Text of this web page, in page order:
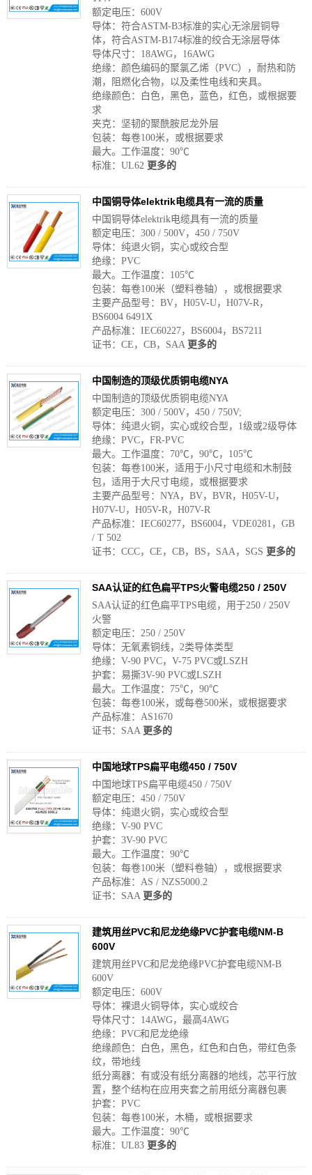
额定电压：600V
导体：符合ASTM-B3标准的实心无涂层铜导
体，符合ASTM-B174标准的绞合无涂层导体
导体尺寸：18AWG，16AWG
绝缘：颜色编码的聚氯乙烯（PVC），耐热和防
潮，阻燃化合物，以及柔性电线和夹具。
绝缘颜色：白色，黑色，蓝色，红色，或根据要
求
夹克：坚韧的聚酰胺尼龙外层
包装：每卷100米，或根据要求
最大。工作温度：90℃
标准：UL62 更多的
中国铜导体elektrik电缆具有一流的质量
中国铜导体elektrik电缆具有一流的质量
额定电压：300 / 500V，450 / 750V
导体：纯退火铜，实心或绞合型
绝缘：PVC
最大。工作温度：105℃
包装：每卷100米（塑料卷轴），或根据要求
主要产品型号：BV，H05V-U，H07V-R，
BS6004 6491X
产品标准：IEC60227，BS6004，BS7211
证书：CE，CB，SAA 更多的
中国制造的顶级优质铜电缆NYA
中国制造的顶级优质铜电缆NYA
额定电压：300 / 500V，450 / 750V;
导体：纯退火铜，实心或绞合型，1级或2级导体
绝缘：PVC，FR-PVC
最大。工作温度：70℃，90℃，105℃
包装：每卷100米，适用于小尺寸电缆和木制鼓
包，适用于大尺寸电缆，或根据要求
主要产品型号：NYA，BV，BVR，H05V-U，
H07V-U，H05V-R，H07V-R
产品标准：IEC60277，BS6004，VDE0281，GB
/ T 502
证书：CCC，CE，CB，BS，SAA，SGS 更多的
SAA认证的红色扁平TPS火警电缆250 / 250V
SAA认证的红色扁平TPS电缆，用于250 / 250V
火警
额定电压：250 / 250V
导体：无氧素铜线，2类导体类型
绝缘：V-90 PVC，V-75 PVC或LSZH
护套：易撕3V-90 PVC或LSZH
最大。工作温度：75℃，90℃
包装：每卷100米，或每卷500米，或根据要求
产品标准：AS1670
证书：SAA 更多的
中国地球TPS扁平电缆450 / 750V
中国地球TPS扁平电缆450 / 750V
额定电压：450 / 750V
导体：纯退火铜，实心或绞合型
绝缘：V-90 PVC
护套：3V-90 PVC
最大。工作温度：90℃
包装：每卷100米（塑料卷轴），或根据要求
产品标准：AS / NZS5000.2
证书：SAA 更多的
建筑用丝PVC和尼龙绝缘PVC护套电缆NM-B
600V
建筑用丝PVC和尼龙绝缘PVC护套电缆NM-B
600V
额定电压：600V
导体：裸退火铜导体，实心或绞合
导体尺寸：14AWG，最高4AWG
绝缘：PVC和尼龙绝缘
绝缘颜色：白色，黑色，红色和白色，带红色条
纹，带地线
纸分离器：有或没有纸分离器的地线，芯平行放
置，整个结构在应用夹套之前用纸分离器包裹
护套：PVC
包装：每卷100米，木桶，或根据要求
最大。工作温度：90℃
标准：UL83 更多的